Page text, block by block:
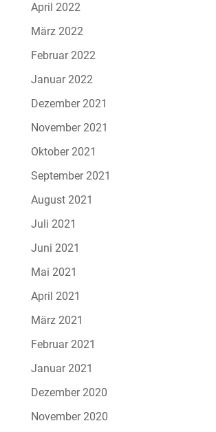
April 2022
März 2022
Februar 2022
Januar 2022
Dezember 2021
November 2021
Oktober 2021
September 2021
August 2021
Juli 2021
Juni 2021
Mai 2021
April 2021
März 2021
Februar 2021
Januar 2021
Dezember 2020
November 2020